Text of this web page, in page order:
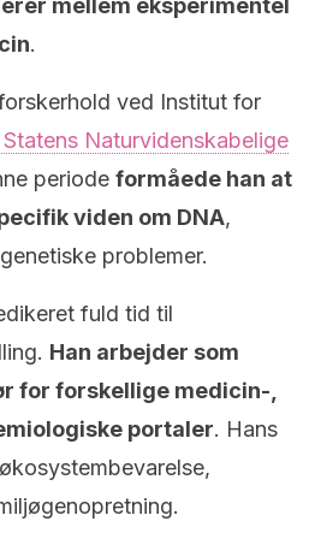
mellem eksperimentel
.
ved Institut for
Naturvidenskabelige
periode formåede han at
viden om DNA,
problemer.
fuld tid til
Han arbejder som
for forskellige medicin-,
portaler. Hans